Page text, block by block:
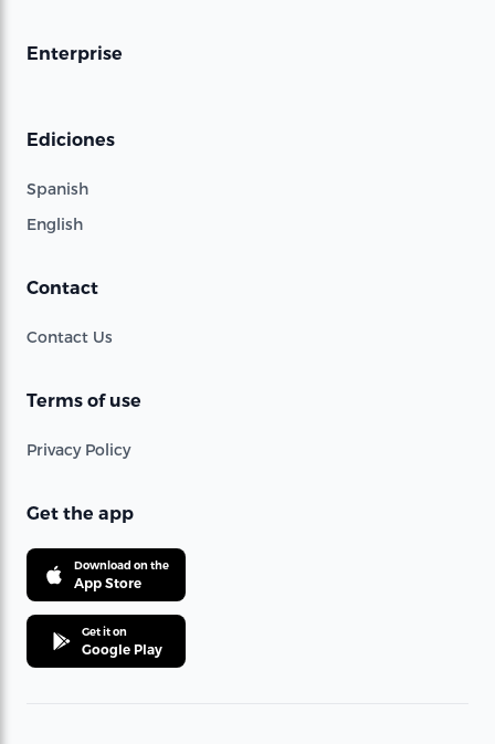
Enterprise
Ediciones
Spanish
English
Contact
Contact Us
Terms of use
Privacy Policy
Get the app
Download on the
App Store
Get it on
Google Play